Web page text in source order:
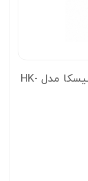
پایه نگهدارنده گوشی موبایل و تبلت هیسکا مدل HK-